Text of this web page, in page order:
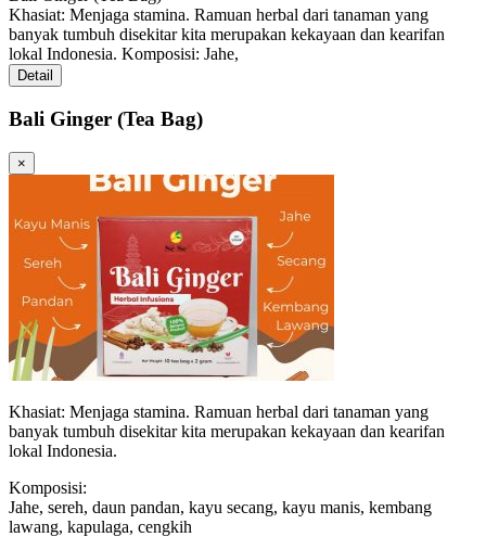
Khasiat: Menjaga stamina. Ramuan herbal dari tanaman yang
banyak tumbuh disekitar kita merupakan kekayaan dan kearifan
lokal Indonesia. Komposisi: Jahe,
Detail
Bali Ginger (Tea Bag)
×
Khasiat: Menjaga stamina. Ramuan herbal dari tanaman yang
banyak tumbuh disekitar kita merupakan kekayaan dan kearifan
lokal Indonesia.
Komposisi:
Jahe, sereh, daun pandan, kayu secang, kayu manis, kembang
lawang, kapulaga, cengkih